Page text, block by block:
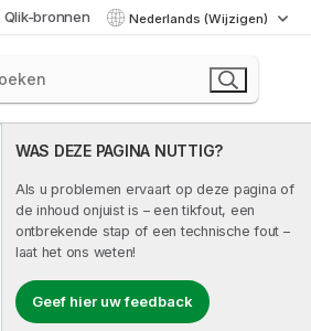
Qlik-bronnen Nederlands (Wijzigen)
WAS DEZE PAGINA NUTTIG?
Als u problemen ervaart op deze pagina of
de inhoud onjuist is – een tikfout, een
ontbrekende stap of een technische fout –
laat het ons weten!
Geef hier uw feedback